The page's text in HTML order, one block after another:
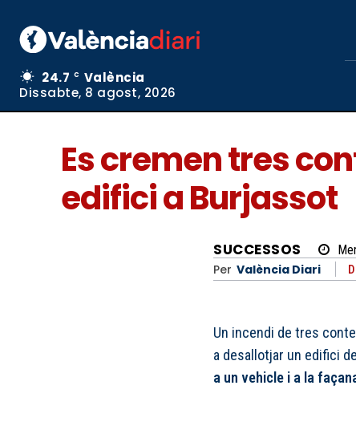
24.7 C
València
Dissabte, 8 agost, 2026
Es cremen tres
edifici a Burjassot
SUCCESSOS
Per València Diari
Un incendi de tres
a desallotjar un edifici
a un vehicle i a la